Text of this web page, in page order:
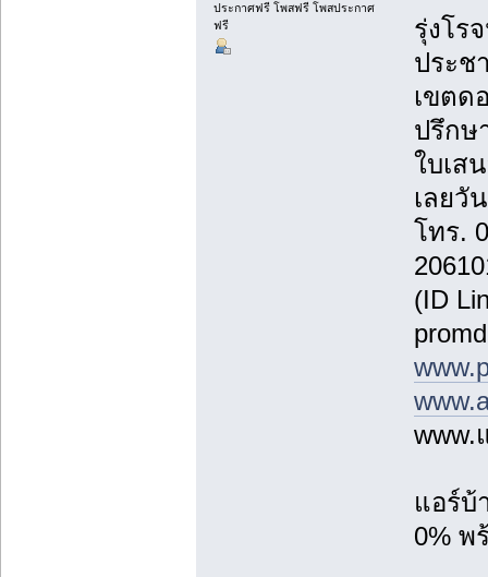
ประกาศฟรี โพสฟรี โพสประกาศ
ฟรี
รุ่งโร
ประช
เขตด
ปรึกษ
ใบเส
เลยวั
โทร.
(ID
www.
แอร์บ้
0% พ